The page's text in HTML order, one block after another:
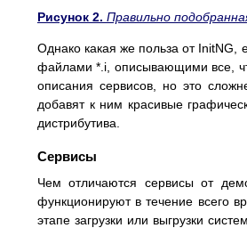
Рисунок 2. Правильно
Однако какая же польза от
файлами *.i, описывающими все,
описания сервисов, но это
добавят к ним красивые
дистрибутива.
Сервисы
Чем отличаются сервисы от
функционируют в течение всего
этапе загрузки или выгрузки